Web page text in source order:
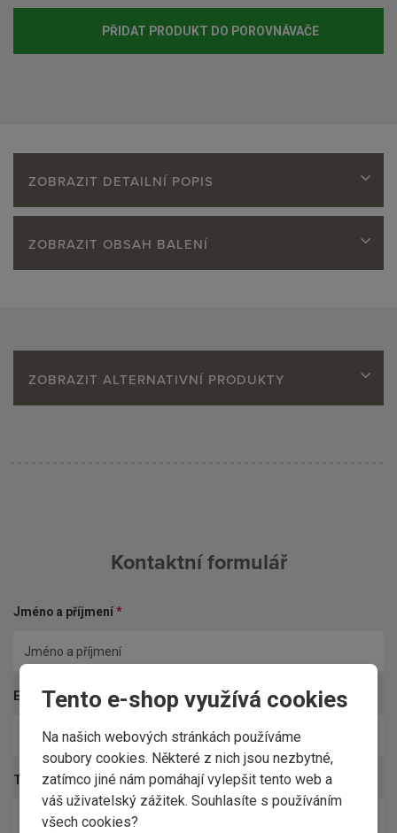
Tento e-shop využívá cookies
Na našich webových stránkách používáme
soubory cookies. Některé z nich jsou nezbytné,
zatímco jiné nám pomáhají vylepšit tento web a
váš uživatelský zážitek. Souhlasíte s používáním
všech cookies?
PŘIDAT PRODUKT DO POROVNÁVAČE
ZOBRAZIT DETAILNÍ POPIS
ZOBRAZIT OBSAH BALENÍ
ZOBRAZIT ALTERNATIVNÍ PRODUKTY
Kontaktní formulář
Jméno a příjmení*
E-mail*
Text dotazu*